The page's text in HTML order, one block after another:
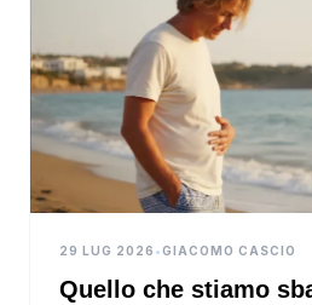
29 LUG 2026 •GIACOMO CASCIO
Quello che stiamo